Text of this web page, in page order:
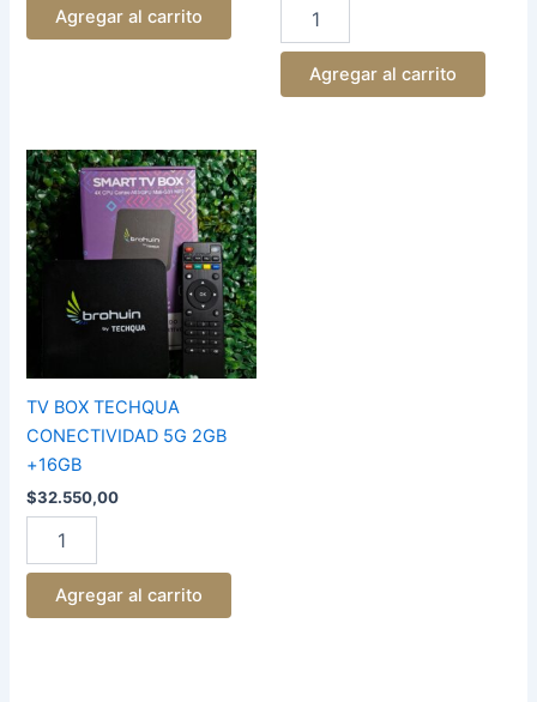
Agregar al carrito
Agregar al carrito
TV BOX TECHQUA
CONECTIVIDAD 5G 2GB
+16GB
$32.550,00
TV
BOX
TECHQUA
CONECTIVIDAD
5G
2GB
+16GB
cantidad
Agregar al carrito